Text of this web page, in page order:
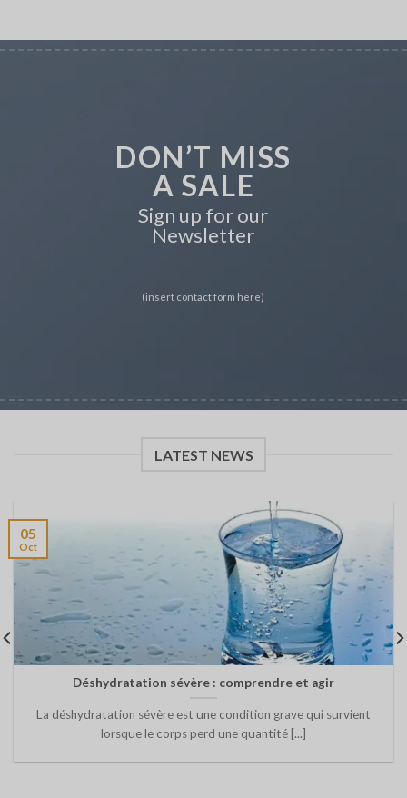
DON’T MISS
A SALE
Sign up for our
Newsletter
(insert contact form here)
LATEST NEWS
Déshydratation sévère : comprendre et agir
La déshydratation sévère est une condition grave qui survient
lorsque le corps perd une quantité [...]
05
Oct